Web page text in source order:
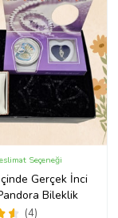
Gerçek İnci
Bileklik
(4)
Seçeneği